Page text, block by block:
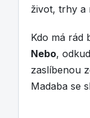
život, trhy a
Kdo má rád
Nebo,
zaslíbenou
Madaba se